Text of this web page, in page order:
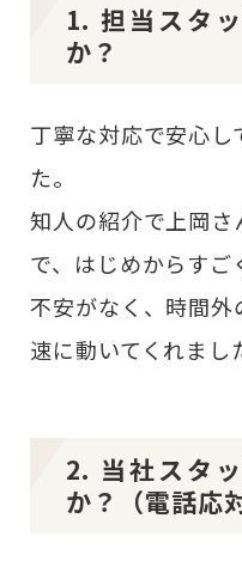
1. 担当スタ
か？
丁寧な対応で安心
た。
知人の紹介で上岡
で、はじめからすご
不安がなく、時間
速に動いてくれまし
2. 当社スタ
か？（電話応